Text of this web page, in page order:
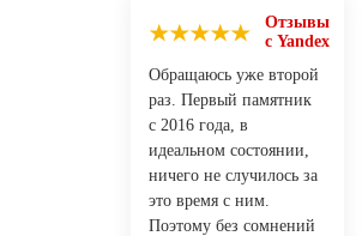
Отзывы
с Yandex
Обращаюсь уже второй
раз. Первый памятник
с 2016 года, в
идеальном состоянии,
ничего не случилось за
это время с ним.
Поэтому без сомнений